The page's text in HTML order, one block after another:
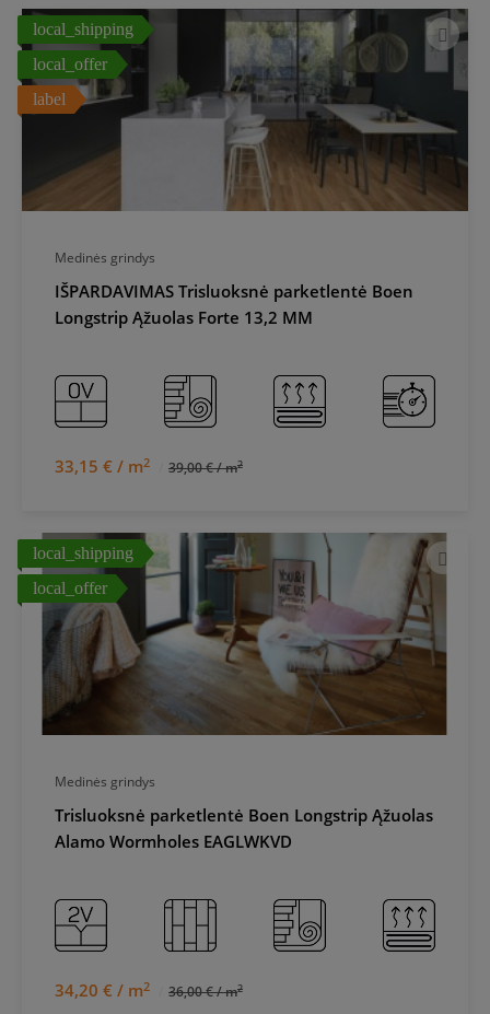
Medinės grindys
IŠPARDAVIMAS Trisluoksnė parketlentė Boen
Longstrip Ąžuolas Forte 13,2 MM
33,15 € / m2 39,00 € / m2
local_shipping
local_offer
label
Medinės grindys
Trisluoksnė parketlentė Boen Longstrip Ąžuolas
Alamo Wormholes EAGLWKVD
34,20 € / m2 36,00 € / m2
local_shipping
local_offer